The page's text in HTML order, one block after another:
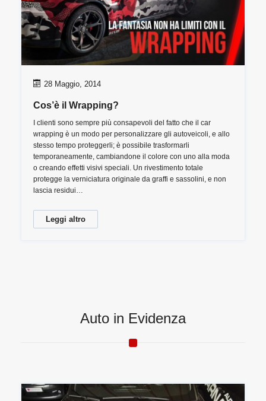
28 Maggio, 2014
Cos’è il Wrapping?
I clienti sono sempre più consapevoli del fatto che il car
wrapping è un modo per personalizzare gli autoveicoli, e allo
stesso tempo proteggerli; è possibile trasformarli
temporaneamente, cambiandone il colore con uno alla moda
o creando effetti visivi speciali. Un rivestimento totale
protegge la verniciatura originale da graffi e sassolini, e non
lascia residui…
Leggi altro
Auto in Evidenza